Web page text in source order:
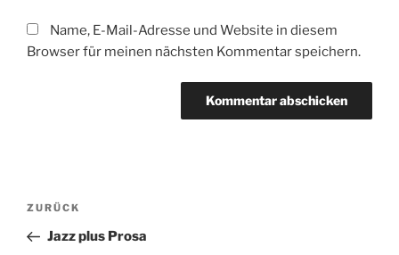
Name, E-Mail-Adresse und Website in diesem
Browser für meinen nächsten Kommentar speichern.
Beitragsnavigation
Vorheriger
Beitrag
ZURÜCK
Jazz plus Prosa